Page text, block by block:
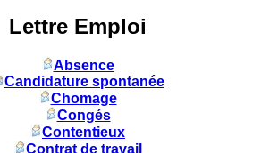
Lettre Emploi
Absence
Candidature spontanée
Chomage
Congés
Contentieux
Contrat de travail